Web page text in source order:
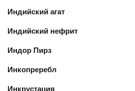
Индийский агат
Индийский нефрит
Индор Пирз
Инкопреребл
Инкрустация